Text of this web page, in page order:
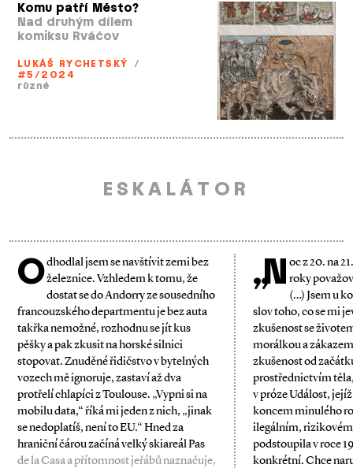
Komu patří Město?
Nad druhým dílem
komiksu Rváčov
LUKÁŠ RYCHETSKÝ /
#5/2024
různé
ESKALÁTOR
O
dhodlal jsem se navštívit zemi bez
železnice. Vzhledem k tomu, že
dostat se do Andorry ze sousedního
francouzského departmentu je bez auta
takřka nemožné, rozhodnu se jít kus
pěšky a pak zkusit na horské silnici
stopovat. Znuděné řidičstvo v bytelných
vozech mě ignoruje, zastaví až dva
protřelí chlapíci z Toulouse. „Vypni si na
mobilu data,“ říká mi jeden z nich, „jinak
se nedoplatíš, není to EU.“ Hned za
hraniční čárou začíná velký skiareál Pas
de la Casa a přítomnost jeřábů naznačuje,
„N
oc z 20. na
roky
(…) Jsem u
slov toho, co se mi
zkušenost se
morálkou a
zkušenost od
prostřednictvím
v próze Událost,
koncem minulého
ilegálním,
podstoupila v roce
konkrétní. Chce